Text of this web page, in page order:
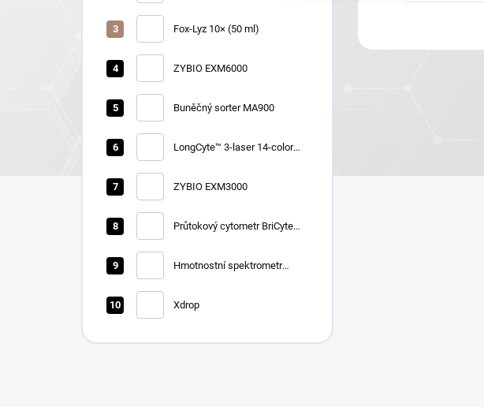
Fox-Lyz 10× (50 ml)
ZYBIO EXM6000
Buněčný sorter MA900
LongCyte™ 3-laser 14-color
ZYBIO EXM3000
Průtokový cytometr BriCyte
Hmotnostní spektrometr
Xdrop